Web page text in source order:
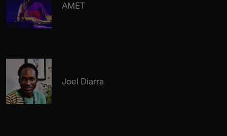
AMET
Joel Diarra